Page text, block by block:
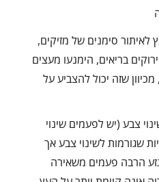
סימנים של מזיקים,
בריאים, הימנעו מעצים
שזה יכול להצביע על
צבע (יש לפעמים שינוי
שגורמות לשינוי צבע אך
הרבה פעמים משאירה